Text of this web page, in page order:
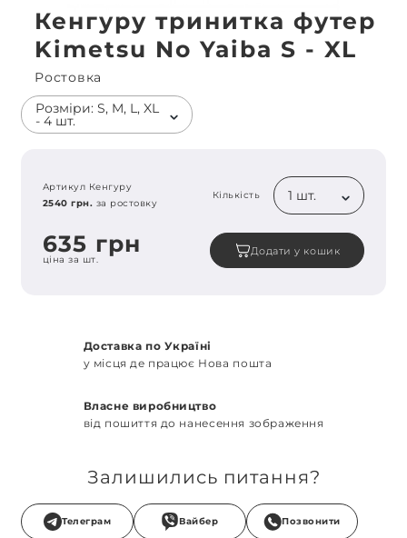
Кенгуру тринитка футер
Kimetsu No Yaiba S - XL
Ростовка
Розміри: S, M, L, XL
- 4 шт.
Артикул Кенгуру
2540 грн. за ростовку
Кількість 1 шт.
635 грн
ціна за шт.
Додати у кошик
Доставка по Україні
у місця де працює Нова пошта
Власне виробництво
від пошиття до нанесення зображення
Залишились питання?
Телеграм Вайбер Позвонити